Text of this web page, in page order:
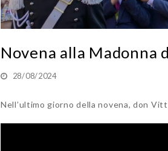
Novena alla Madonna
28/08/2024
Nell’ultimo giorno della novena, don